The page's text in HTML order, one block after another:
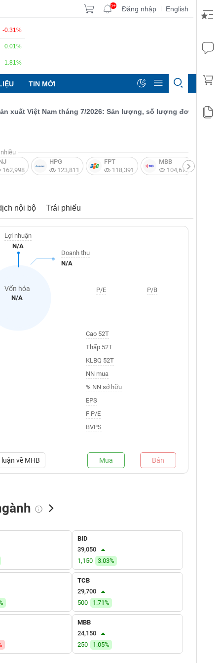
9+ Đăng nhập | English
-0.31%
0.01%
1.81%
TIN MỚI
Việt Nam tháng 7/2026: Sản lượng, số lượng đơn đặt hàng
162,998
HPG
123,811
FPT
118,391
MBB
104,672
nội bộ Trái phiếu
Vốn hóa
N/A
Lợi nhuận
N/A
Doanh thu
N/A
P/E P/B
Cao 52T
Thấp 52T
KLBQ 52T
NN mua
% NN sở hữu
EPS
F P/E
BVPS
về MHB Mua Bán
Tự doanh mua
BID
39,050
1,150
3.03%
TCB
29,700
500
1.71%
MBB
24,150
250
1.05%